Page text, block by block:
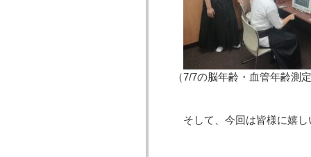
（7/7の脳年齢・血管年齢測
そして、今回は皆様に嬉